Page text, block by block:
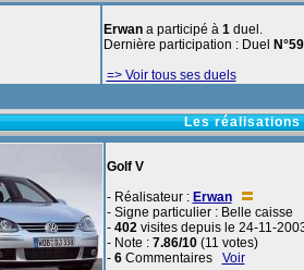
Erwana participé à 1duel.
Dernière participation : Duel
=> Voir tous ses duels
Les réalisations
Golf V
- Réalisateur : Erwan
- Signe particulier : Belle caisse
- 402visites depuis le 24-11-
- Note : 7.86/10(11 votes)
- 6Commentaires Voir